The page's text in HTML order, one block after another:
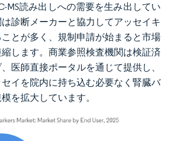
MS読み出しへの需要を生み出してい
診断メーカーと協力してアッセイキ
とが多く、規制申請が始まると市場
します。商業参照検査機関は検証済
医師直接ポータルを通じて提供し、
イを院内に持ち込む必要なく腎臓バ
を拡大しています。